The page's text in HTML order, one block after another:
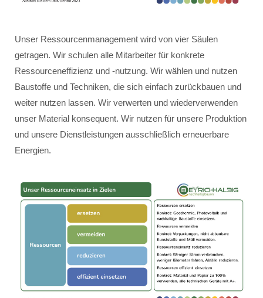
Unser Ressourcenmanagement wird von vier Säulen
getragen. Wir schulen alle Mitarbeiter für konkrete
Ressourceneffizienz und -nutzung. Wir wählen und nutzen
Baustoffe und Techniken, die sich einfach zurückbauen und
weiter nutzen lassen. Wir verwerten und wiederverwenden
unser Material konsequent. Wir nutzen für unsere Produktion
und unsere Dienstleistungen ausschließlich erneuerbare
Energien.